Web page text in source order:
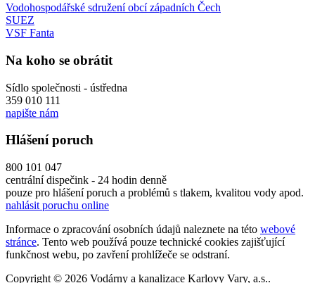
Vodohospodářské sdružení obcí západních Čech
SUEZ
VSF Fanta
Na koho se obrátit
Sídlo společnosti - ústředna
359 010 111
napište nám
Hlášení poruch
800 101 047
centrální dispečink - 24 hodin denně
pouze pro hlášení poruch a problémů s tlakem, kvalitou vody apod.
nahlásit poruchu online
Informace o zpracování osobních údajů naleznete na této webové
stránce. Tento web používá pouze technické cookies zajišťující
funkčnost webu, po zavření prohlížeče se odstraní.
Copyright © 2026 Vodárny a kanalizace Karlovy Vary, a.s..